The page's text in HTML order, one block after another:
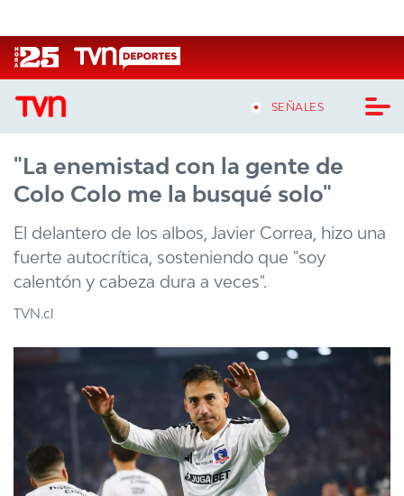
SEÑALES
CASTING MASTERCHEF CHILE
CASTING TVN VERTICAL
TVN VERTICAL
TVN PLAY
TELESERIES
ACTUALIDAD Y TENDENCIAS
"La enemistad con la gente de
Colo Colo me la busqué solo"
El delantero de los albos, Javier Correa, hizo una
fuerte autocrítica, sosteniendo que "soy
calentón y cabeza dura a veces".
TVN.cl